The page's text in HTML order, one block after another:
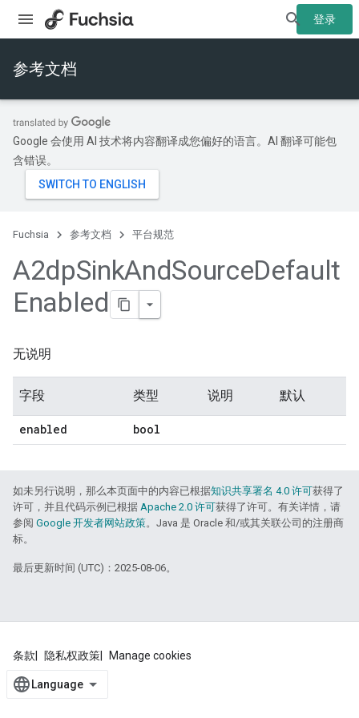
登录
参考文档
Google 会使用 AI 技术将内容翻译成您偏好的语言。AI 翻译可能包
含错误。
Fuchsia 参考文档 平台规范
A2dpSinkAndSourceDefault
Enabled
无说明
字段 类型 说明 默认
enabled bool
如未另行说明，那么本页面中的内容已根据知识共享署名 4.0 许可获得了
许可，并且代码示例已根据 Apache 2.0 许可获得了许可。有关详情，请
参阅 Google 开发者网站政策。Java 是 Oracle 和/或其关联公司的注册商
标。
最后更新时间 (UTC)：2025-08-06。
条款 隐私权政策 Manage cookies